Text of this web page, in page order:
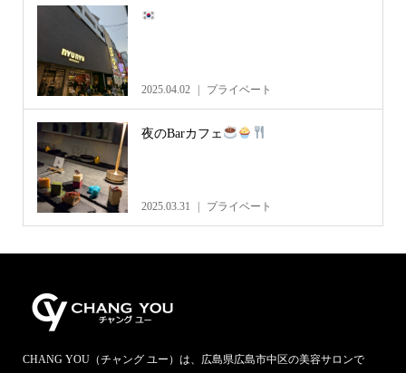
2025.04.02 プライベート
夜のBarカフェ
2025.03.31 プライベート
CHANG YOU（チャング ユー）は、広島県広島市中区の美容サロンで